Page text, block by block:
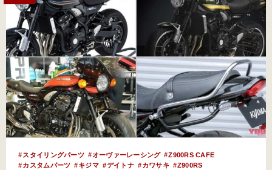
スタイリングパーツ オーヴァーレーシング
Z900RS CAFE
カスタムパーツ
キジマ デイトナ カワサキ Z900RS